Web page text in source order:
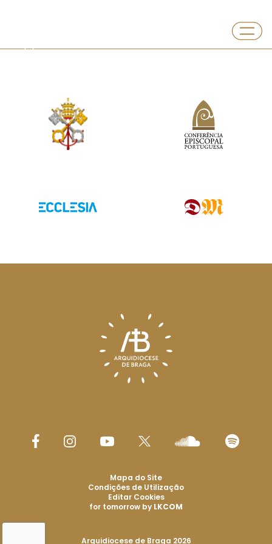
Arquidiocese de Braga 2026
Mapa do Site
Condições de Utilização
Editar Cookies
for tomorrow by LKCOM